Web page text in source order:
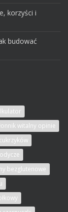
korzyści i
budować
witalny opinie
bezglutenowe